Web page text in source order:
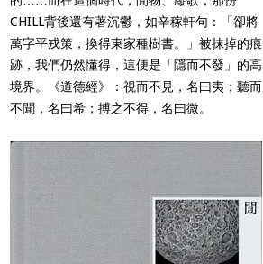
CHILL背後還有著沉鬱，如辛稼軒句：「卻將
萬字平戎策，換得東家種樹書。」被抹掉的痕
跡，我們仍然懂得，這便是「隱而不發」的高
境界。《道德經》：視而不見，名曰夷；聽而
不聞，名曰希；搏之不得，名曰微。